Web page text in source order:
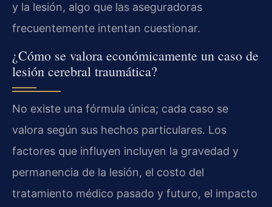
y la lesión, algo que las aseguradoras
frecuentemente intentan cuestionar.
¿Cómo se valora económicamente un caso de
lesión cerebral traumática?
No existe una fórmula única; cada caso se
valora según sus hechos particulares. Los
factores que influyen incluyen la gravedad y
permanencia de la lesión, el costo del
tratamiento médico pasado y futuro, el impacto